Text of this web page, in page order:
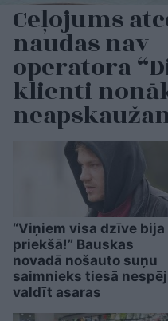
Ceļojums
naudas nav
operatora
klienti
“Viņiem visa dzīve bija
priekšā!” Bauskas
novadā nošauto suņu
saimnieks tiesā nespēj
valdīt asaras